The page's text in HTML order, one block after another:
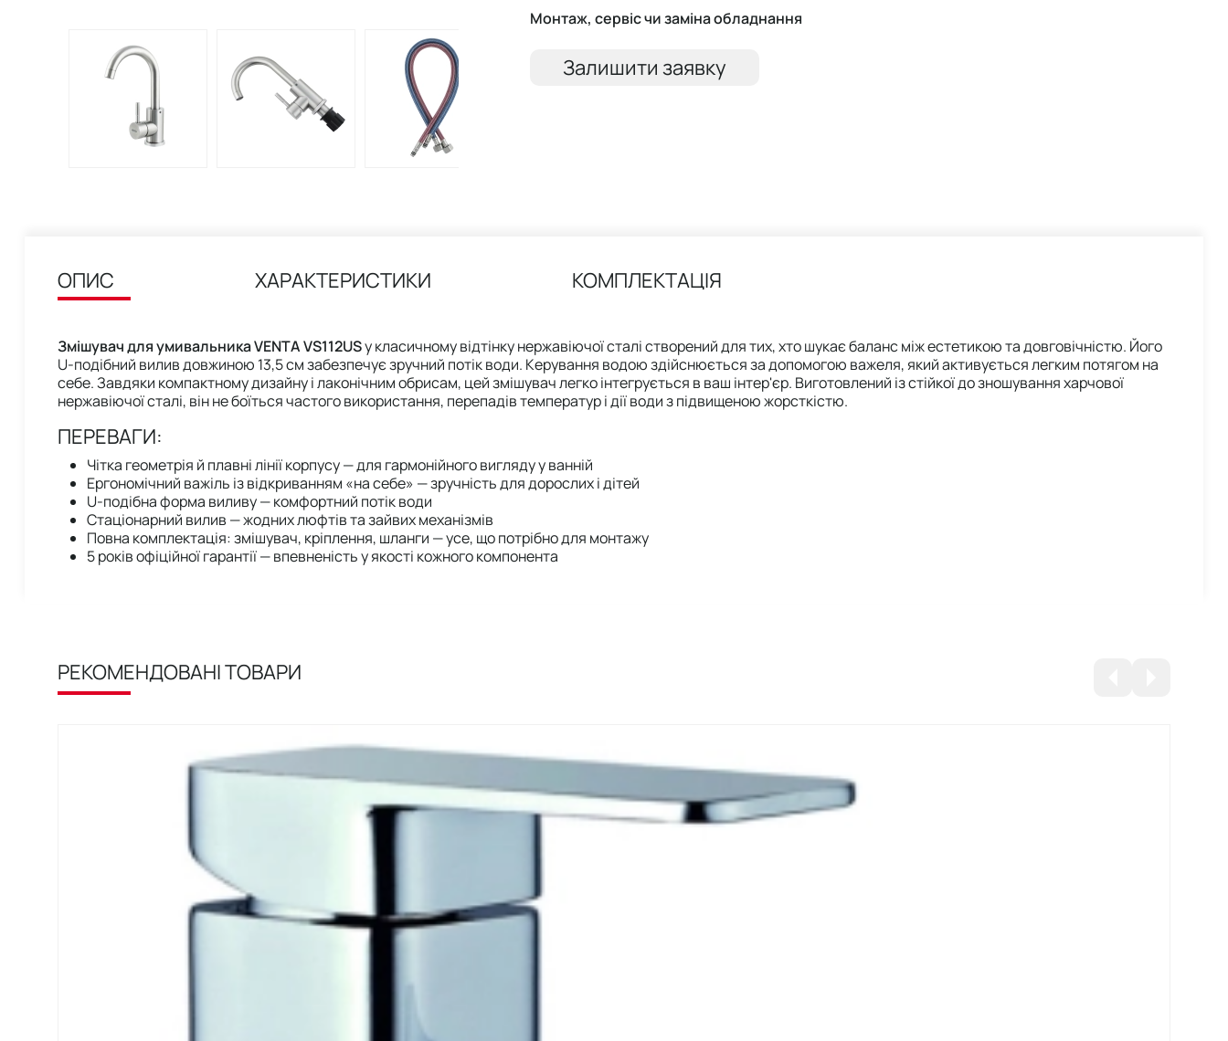
Монтаж, сервіс чи заміна обладнання
Залишити заявку
ОПИС ХАРАКТЕРИСТИКИ КОМПЛЕКТАЦІЯ
Змішувач для умивальника VENTA VS112USу класичному відтінку нержавіючої сталі створений для тих, хто шукає баланс між естетикою та довговічністю. Його
U-подібний вилив довжиною 13,5 см забезпечує зручний потік води. Керування водою здійснюється за допомогою важеля, який активується легким потягом на
себе. Завдяки компактному дизайну і лаконічним обрисам, цей змішувач легко інтегрується в ваш інтер'єр. Виготовлений із стійкої до зношування харчової
нержавіючої сталі, він не боїться частого використання, перепадів температур і дії води з підвищеною жорсткістю.
ПЕРЕВАГИ:
Чітка геометрія й плавні лінії корпусу — для гармонійного вигляду у ванній
Ергономічний важіль із відкриванням «на себе» — зручність для дорослих і дітей
U-подібна форма виливу — комфортний потік води
Стаціонарний вилив — жодних люфтів та зайвих механізмів
Повна комплектація: змішувач, кріплення, шланги — усе, що потрібно для монтажу
5 років офіційної гарантії — впевненість у якості кожного компонента
РЕКОМЕНДОВАНІ ТОВАРИ